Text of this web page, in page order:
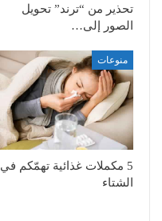
تحذير من “ترند” تحويل
الصور إلى…
منوعات
5 مكملات غذائية تهمّكم في
الشتاء